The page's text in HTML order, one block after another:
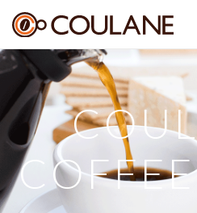
Skip
content
COFFEE